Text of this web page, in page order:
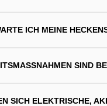
ICH MEINE
SIND
SICH ELEKTRISCHE,